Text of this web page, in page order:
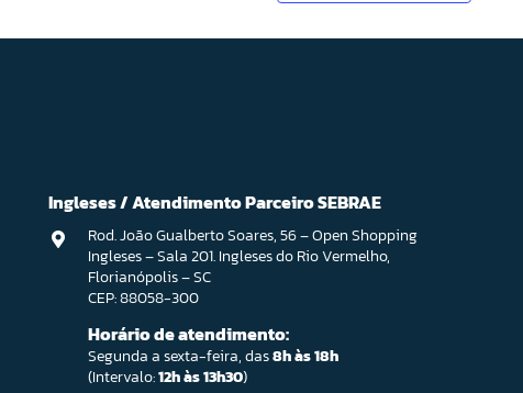
Ingleses / Atendimento Parceiro SEBRAE
Rod. João Gualberto Soares, 56 – Open Shopping
Ingleses – Sala 201. Ingleses do Rio Vermelho,
Florianópolis – SC
CEP: 88058-300
Horário de atendimento:
Segunda a sexta-feira, das8h às 18h
(Intervalo:12h às 13h30)